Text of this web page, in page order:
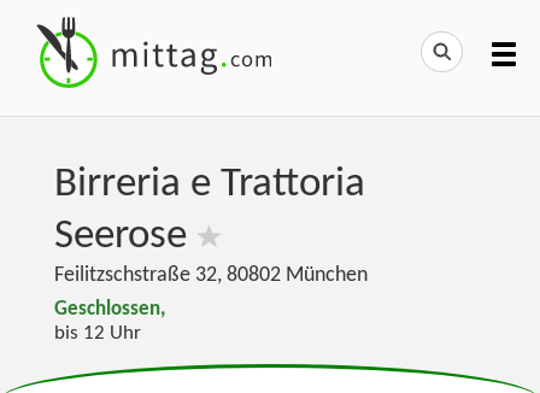
Birreria e Trattoria
Seerose
Feilitzschstraße 32, 80802 München
Geschlossen,
bis 12 Uhr